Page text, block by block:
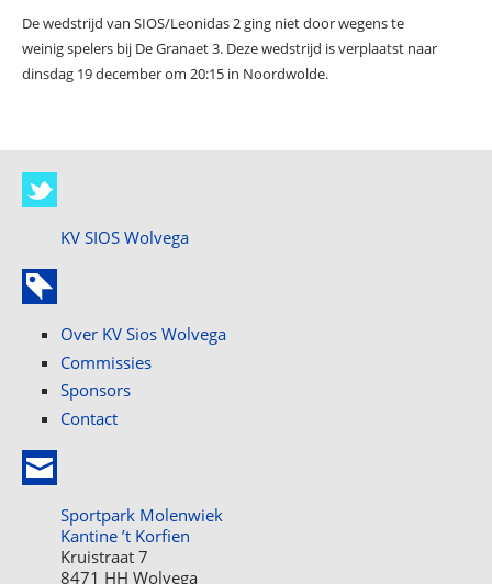
De wedstrijd van SIOS/Leonidas 2 ging niet door wegens te
weinig spelers bij De Granaet 3. Deze wedstrijd is verplaatst naar
dinsdag 19 december om 20:15 in Noordwolde.
KV SIOS Wolvega
Over KV Sios Wolvega
Commissies
Sponsors
Contact
Sportpark Molenwiek
Kantine ’t Korfien
Kruistraat 7
8471 HH Wolvega